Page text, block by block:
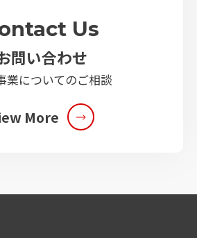
Us
問い合わせ
業についてのご相談
More